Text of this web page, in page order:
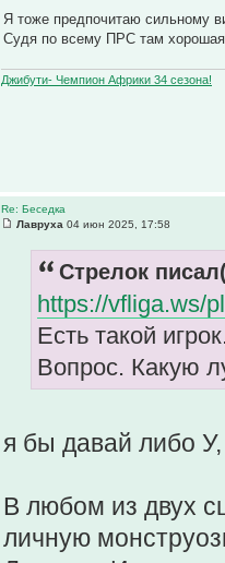
Я тоже предпочитаю сильному
Судя по всему ПРС там
Джибути- Чемпион Африки 34 сезона!
Re: Беседка
Лавруха 04 июн 2025, 17:58
Стрелок
https://vfliga.ws/
Есть такой
Вопрос. Какую
я бы давай либо
В любом из двух
личную